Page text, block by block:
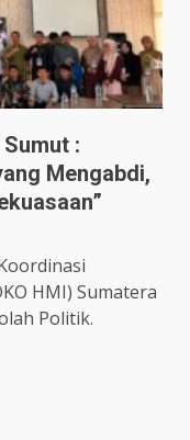
:
Mengabdi,
HMI) Sumatera
Politik.